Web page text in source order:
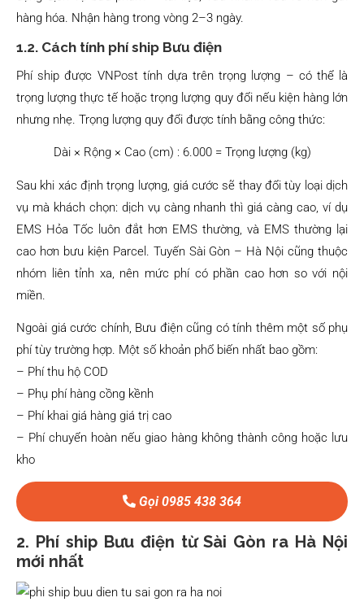
hàng hóa. Nhận hàng trong vòng 2–3 ngày.
1.2. Cách tính phí ship Bưu điện
Phí ship được VNPost tính dựa trên trọng lượng – có thể là
trọng lượng thực tế hoặc trọng lượng quy đổi nếu kiện hàng lớn
nhưng nhẹ. Trọng lượng quy đổi được tính bằng công thức:
Dài × Rộng × Cao (cm) : 6.000 = Trọng lượng (kg)
Sau khi xác định trọng lượng, giá cước sẽ thay đổi tùy loại dịch
vụ mà khách chọn: dịch vụ càng nhanh thì giá càng cao, ví dụ
EMS Hỏa Tốc luôn đắt hơn EMS thường, và EMS thường lại
cao hơn bưu kiện Parcel. Tuyến Sài Gòn – Hà Nội cũng thuộc
nhóm liên tỉnh xa, nên mức phí có phần cao hơn so với nội
miền.
Ngoài giá cước chính, Bưu điện cũng có tính thêm một số phụ
phí tùy trường hợp. Một số khoản phổ biến nhất bao gồm:
– Phí thu hộ COD
– Phụ phí hàng cồng kềnh
– Phí khai giá hàng giá trị cao
– Phí chuyển hoàn nếu giao hàng không thành công hoặc lưu
kho
Gọi 0985 438 364
2. Phí ship Bưu điện từ Sài Gòn ra Hà Nội
mới nhất